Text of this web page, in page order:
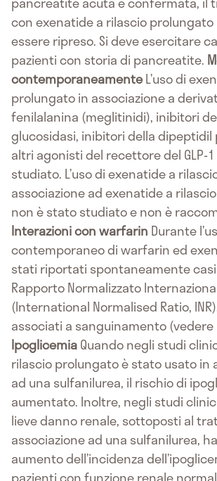
con exenatide a rilascio
essere ripreso. Si deve esercitare
pazienti con storia di pancreatite.
contemporaneamenteL’uso di
prolungato in associazione a
fenilalanina (meglitinidi), inibitori
glucosidasi, inibitori della dipeptidil
altri agonisti del recettore del GLP-
studiato. L’uso di exenatide a
associazione ad exenatide a
non è stato studiato e non è
Interazioni con warfarin Durante
contemporaneo di warfarin ed
stati riportati spontaneamente
Rapporto Normalizzato
(International Normalised Ratio,
associati a sanguinamento
IpoglicemiaQuando negli studi
rilascio prolungato è stato usato in
ad una sulfanilurea, il rischio di
aumentato. Inoltre, negli studi
lieve danno renale, sottoposti al
associazione ad una sulfanilurea,
aumento dell’incidenza